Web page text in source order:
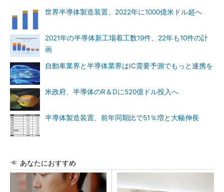
世界半導体製造装置、2022年に1000億米ドル超へ
2021年の半導体新工場着工数19件、22年も10件の計
画
自動車業界と半導体業界はIC需要予測でもっと連携を
米政府、半導体のR＆Dに520億ドル投入へ
半導体製造装置、前年同期比で51％増と大幅伸長
あなたにおすすめ